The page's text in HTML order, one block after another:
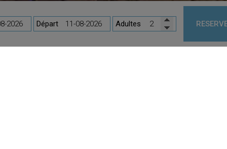
Départ Adultes